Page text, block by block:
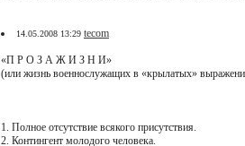
14.05.2008 13:29 tecom
«П Р О З А Ж И З Н И»
(или жизнь военнослужащих в «крылатых»
1. Полное отсутствие всякого присутствия.
2. Контингент молодого человека.